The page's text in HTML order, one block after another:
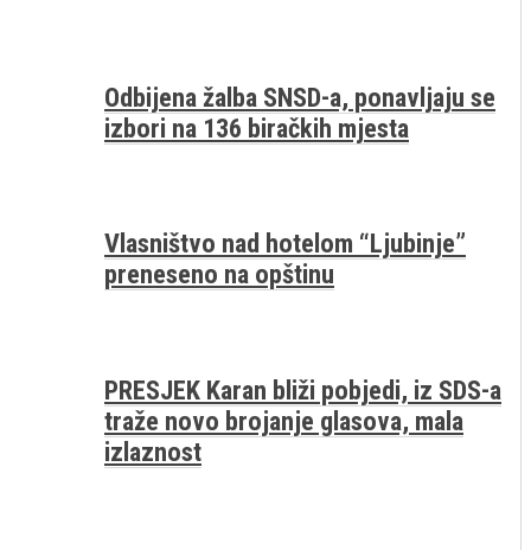
Odbijena žalba SNSD-a, ponavljaju se
izbori na 136 biračkih mjesta
Vlasništvo nad hotelom “Ljubinje”
preneseno na opštinu
PRESJEK Karan bliži pobjedi, iz SDS-a
traže novo brojanje glasova, mala
izlaznost